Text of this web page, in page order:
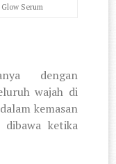
Serum
dengan
wajah di
kemasan
ketika